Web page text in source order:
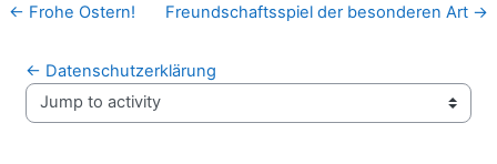
← Frohe Ostern! Freundschaftsspiel der besonderen Art →
← Datenschutzerklärung
Jump to activity